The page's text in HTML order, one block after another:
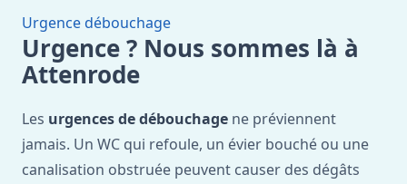
Urgence débouchage
Urgence ? Nous sommes là à
Attenrode
Les urgences de débouchage ne préviennent
jamais. Un WC qui refoule, un évier bouché ou une
canalisation obstruée peuvent causer des dégâts